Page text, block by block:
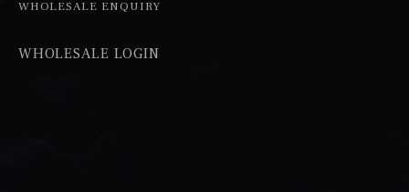
WHOLESALE ENQUIRY
WHOLESALE LOGIN